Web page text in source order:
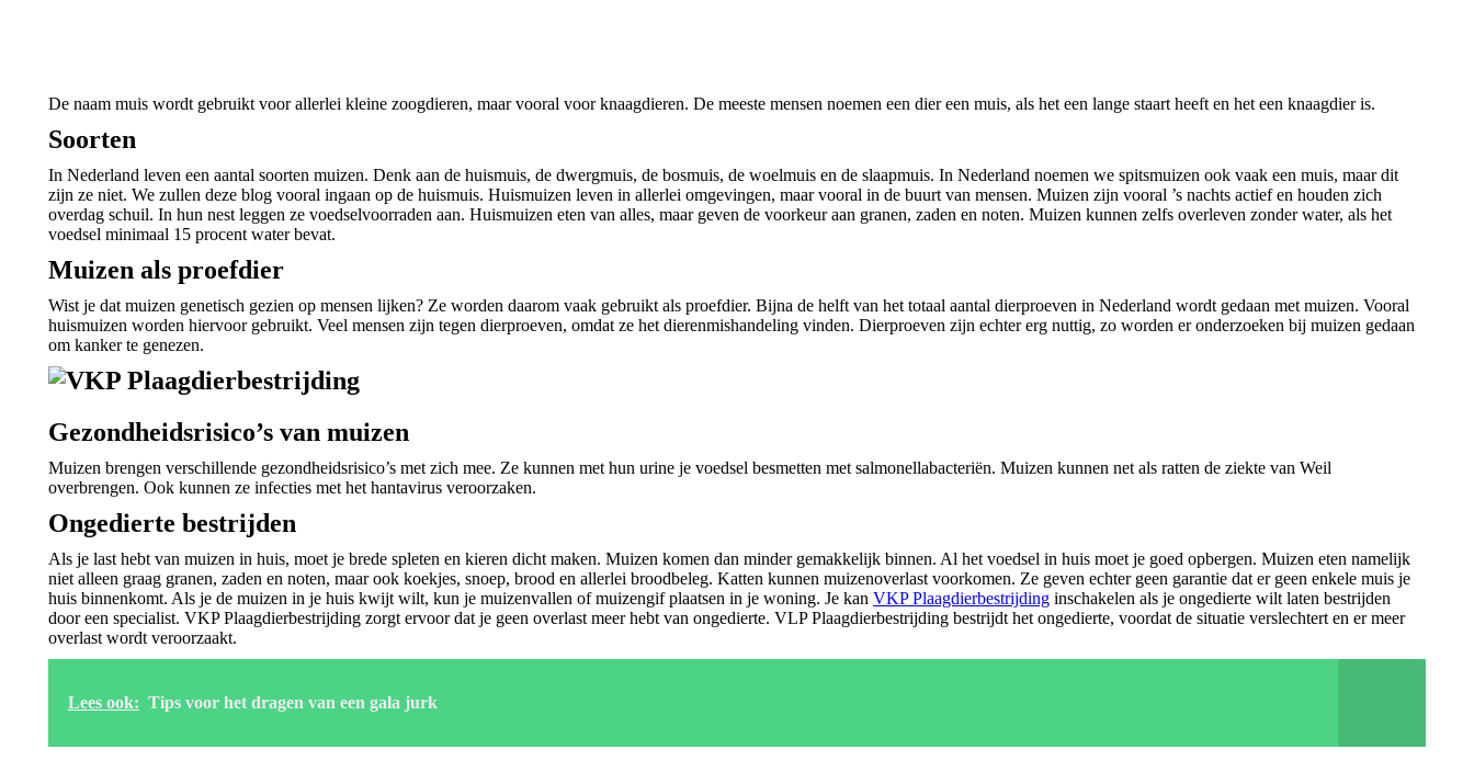
De naam muis wordt gebruikt voor allerlei kleine zoogdieren, maar vooral voor knaagdieren. De meeste mensen noemen een dier een muis, als het een lange staart heeft en het een knaagdier is.
Soorten
In Nederland leven een aantal soorten muizen. Denk aan de huismuis, de dwergmuis, de bosmuis, de woelmuis en de slaapmuis. In Nederland noemen we spitsmuizen ook vaak een muis, maar dit
zijn ze niet. We zullen deze blog vooral ingaan op de huismuis. Huismuizen leven in allerlei omgevingen, maar vooral in de buurt van mensen. Muizen zijn vooral ’s nachts actief en houden zich
overdag schuil. In hun nest leggen ze voedselvoorraden aan. Huismuizen eten van alles, maar geven de voorkeur aan granen, zaden en noten. Muizen kunnen zelfs overleven zonder water, als het
voedsel minimaal 15 procent water bevat.
Muizen als proefdier
Wist je dat muizen genetisch gezien op mensen lijken? Ze worden daarom vaak gebruikt als proefdier. Bijna de helft van het totaal aantal dierproeven in Nederland wordt gedaan met muizen. Vooral
huismuizen worden hiervoor gebruikt. Veel mensen zijn tegen dierproeven, omdat ze het dierenmishandeling vinden. Dierproeven zijn echter erg nuttig, zo worden er onderzoeken bij muizen gedaan
om kanker te genezen.
Gezondheidsrisico’s van muizen
Muizen brengen verschillende gezondheidsrisico’s met zich mee. Ze kunnen met hun urine je voedsel besmetten met salmonellabacteriën. Muizen kunnen net als ratten de ziekte van Weil
overbrengen. Ook kunnen ze infecties met het hantavirus veroorzaken.
Ongedierte bestrijden
Als je last hebt van muizen in huis, moet je brede spleten en kieren dicht maken. Muizen komen dan minder gemakkelijk binnen. Al het voedsel in huis moet je goed opbergen. Muizen eten namelijk
niet alleen graag granen, zaden en noten, maar ook koekjes, snoep, brood en allerlei broodbeleg. Katten kunnen muizenoverlast voorkomen. Ze geven echter geen garantie dat er geen enkele muis je
huis binnenkomt. Als je de muizen in je huis kwijt wilt, kun je muizenvallen of muizengif plaatsen in je woning. Je kan VKP Plaagdierbestrijding inschakelen als je ongedierte wilt laten bestrijden
door een specialist. VKP Plaagdierbestrijding zorgt ervoor dat je geen overlast meer hebt van ongedierte. VLP Plaagdierbestrijding bestrijdt het ongedierte, voordat de situatie verslechtert en er meer
overlast wordt veroorzaakt.
Lees ook: Tips voor het dragen van een gala jurk